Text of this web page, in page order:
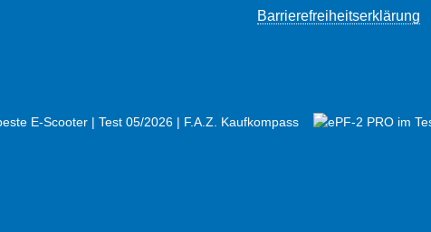
Barrierefreiheitserklärung